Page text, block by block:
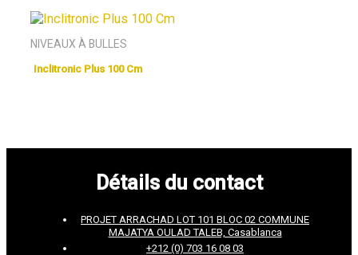
NIVEAUX À BULLES
Inclitronic Plus 100 Cm
Détails du contact
PROJET ARRACHAD LOT 101 BLOC 02 COMMUNE
MAJATYA OULAD TALEB, Casablanca
+212 (0) 703 16 08 03